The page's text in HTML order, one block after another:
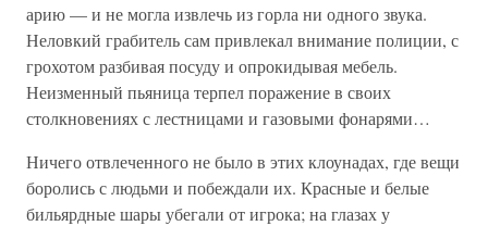
арию — и не могла извлечь из горла ни одного звука.
Неловкий грабитель сам привлекал внимание полиции, с
грохотом разбивая посуду и опрокидывая мебель.
Неизменный пьяница терпел поражение в своих
столкновениях с лестницами и газовыми фонарями…
Ничего отвлеченного не было в этих клоунадах, где вещи
боролись с людьми и побеждали их. Красные и белые
бильярдные шары убегали от игрока; на глазах у